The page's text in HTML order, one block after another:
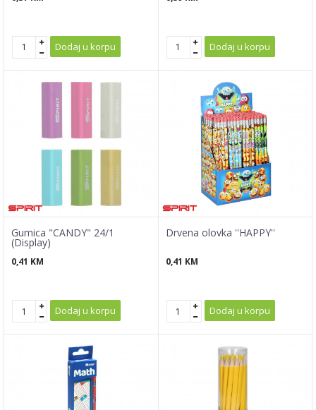
Dodaj u korpu Dodaj u korpu
Gumica "CANDY" 24/1
(Display)
0,41 KM
Dodaj u korpu
Drvena olovka ''HAPPY''
0,41 KM
Dodaj u korpu